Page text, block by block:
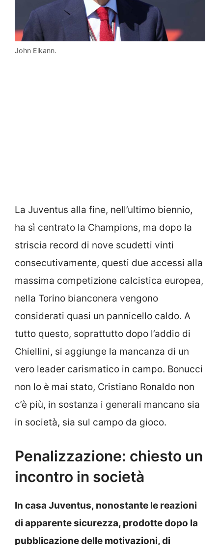
John Elkann.
La Juventus alla fine, nell’ultimo biennio,
ha sì centrato la Champions, ma dopo la
striscia record di nove scudetti vinti
consecutivamente, questi due accessi alla
massima competizione calcistica europea,
nella Torino bianconera vengono
considerati quasi un pannicello caldo. A
tutto questo, soprattutto dopo l’addio di
Chiellini, si aggiunge la mancanza di un
vero leader carismatico in campo. Bonucci
non lo è mai stato, Cristiano Ronaldo non
c’è più, in sostanza i generali mancano sia
in società, sia sul campo da gioco.
Penalizzazione: chiesto un
incontro in società
In casa Juventus, nonostante le reazioni
di apparente sicurezza, prodotte dopo la
pubblicazione delle motivazioni, di